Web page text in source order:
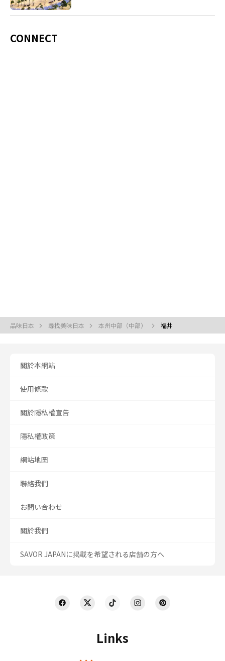
CONNECT
品味日本 尋找美味日本 本州中部（中部） 福井
Links
關於本網站
使用條款
關於隱私權宣告
隱私權政策
網站地圖
聯絡我們
お問い合わせ
關於我們
SAVOR JAPANに掲載を希望される店舗の方へ